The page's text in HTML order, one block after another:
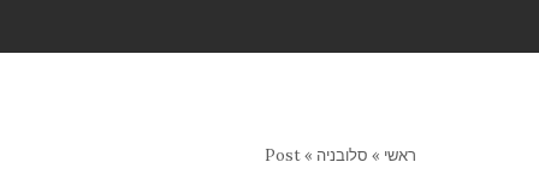
ראשי » סלובניה »
Post